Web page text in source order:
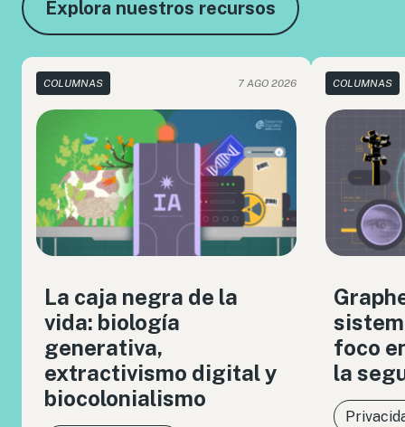
Explora nuestros recursos
COLUMNAS 7 AGO 2026
La caja negra de la
vida: biología
generativa,
extractivismo digital y
biocolonialismo
COLUMNAS
foco
la